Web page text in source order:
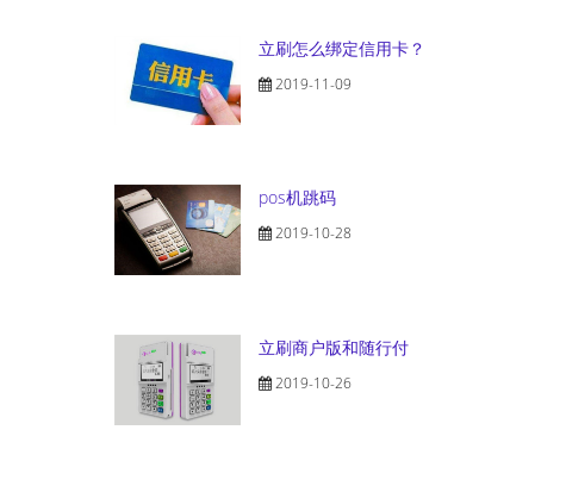
立刷怎么绑定信用卡？
2019-11-09
pos机跳码
2019-10-28
立刷商户版和随行付
2019-10-26